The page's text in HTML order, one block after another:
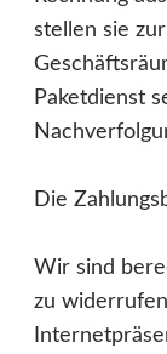
stellen sie
Paketdienst
Die
Wir sind
zu